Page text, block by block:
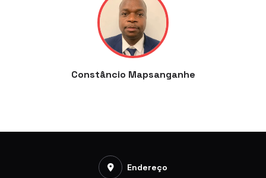
Constâncio Mapsanganhe
Endereço